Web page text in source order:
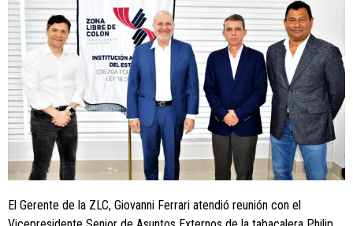
El Gerente de la ZLC, Giovanni Ferrari atendió reunión con el